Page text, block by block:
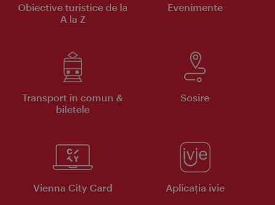
Obiective turistice de la
A la Z
Evenimente
Transport în comun &
biletele
Sosire
Vienna City Card Aplicaţia ivie